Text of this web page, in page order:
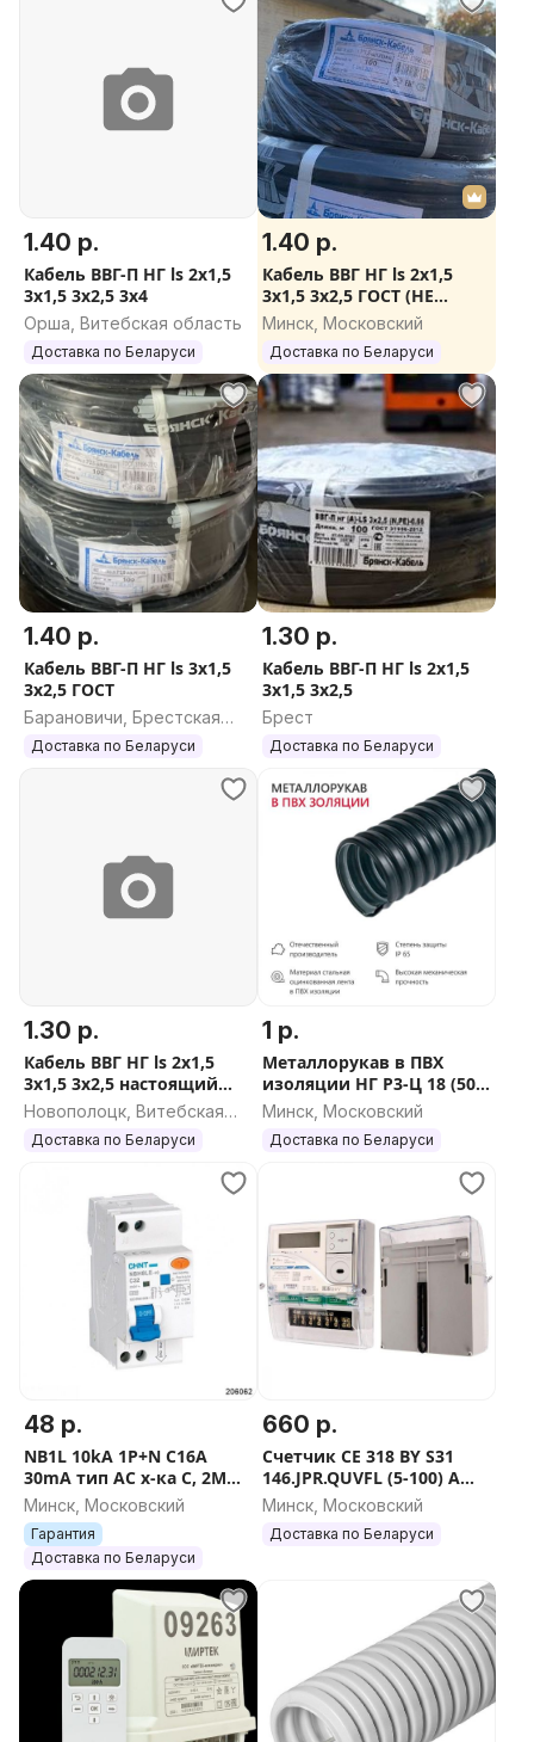
1.40 р.
Кабель ВВГ-П НГ ls 2x1,5
3x1,5 3х2,5 3x4
Орша, Витебская область
Доставка по Беларуси
1.40 р.
Кабель ВВГ НГ ls 2x1,5
3x1,5 3х2,5 ГОСТ (НЕ
ПОДДЕЛКА)
Минск, Московский
Доставка по Беларуси
1.40 р.
Кабель ВВГ-П НГ ls 3x1,5
3х2,5 ГОСТ
Барановичи, Брестская
область
Доставка по Беларуси
1.30 р.
Кабель ВВГ-П НГ ls 2х1,5
3x1,5 3х2,5
Брест
Доставка по Беларуси
1.30 р.
Кабель ВВГ НГ ls 2x1,5
3x1,5 3х2,5 настоящий
ГОСТ
Новополоцк, Витебская
область
Доставка по Беларуси
1 р.
Металлорукав в ПВХ
изоляции НГ Р3-Ц 18 (50
м/уп.)
Минск, Московский
Доставка по Беларуси
48 р.
NB1L 10kA 1P+N C16A
30mA тип AC х-ка C, 2М
Диф. автомат
Минск, Московский
Гарантия
Доставка по Беларуси
660 р.
Счетчик СЕ 318 BY S31
146.JPR.QUVFL (5-100) А
(PLC, радиомодем, реле
управления нагрузкой)
Минск, Московский
Доставка по Беларуси